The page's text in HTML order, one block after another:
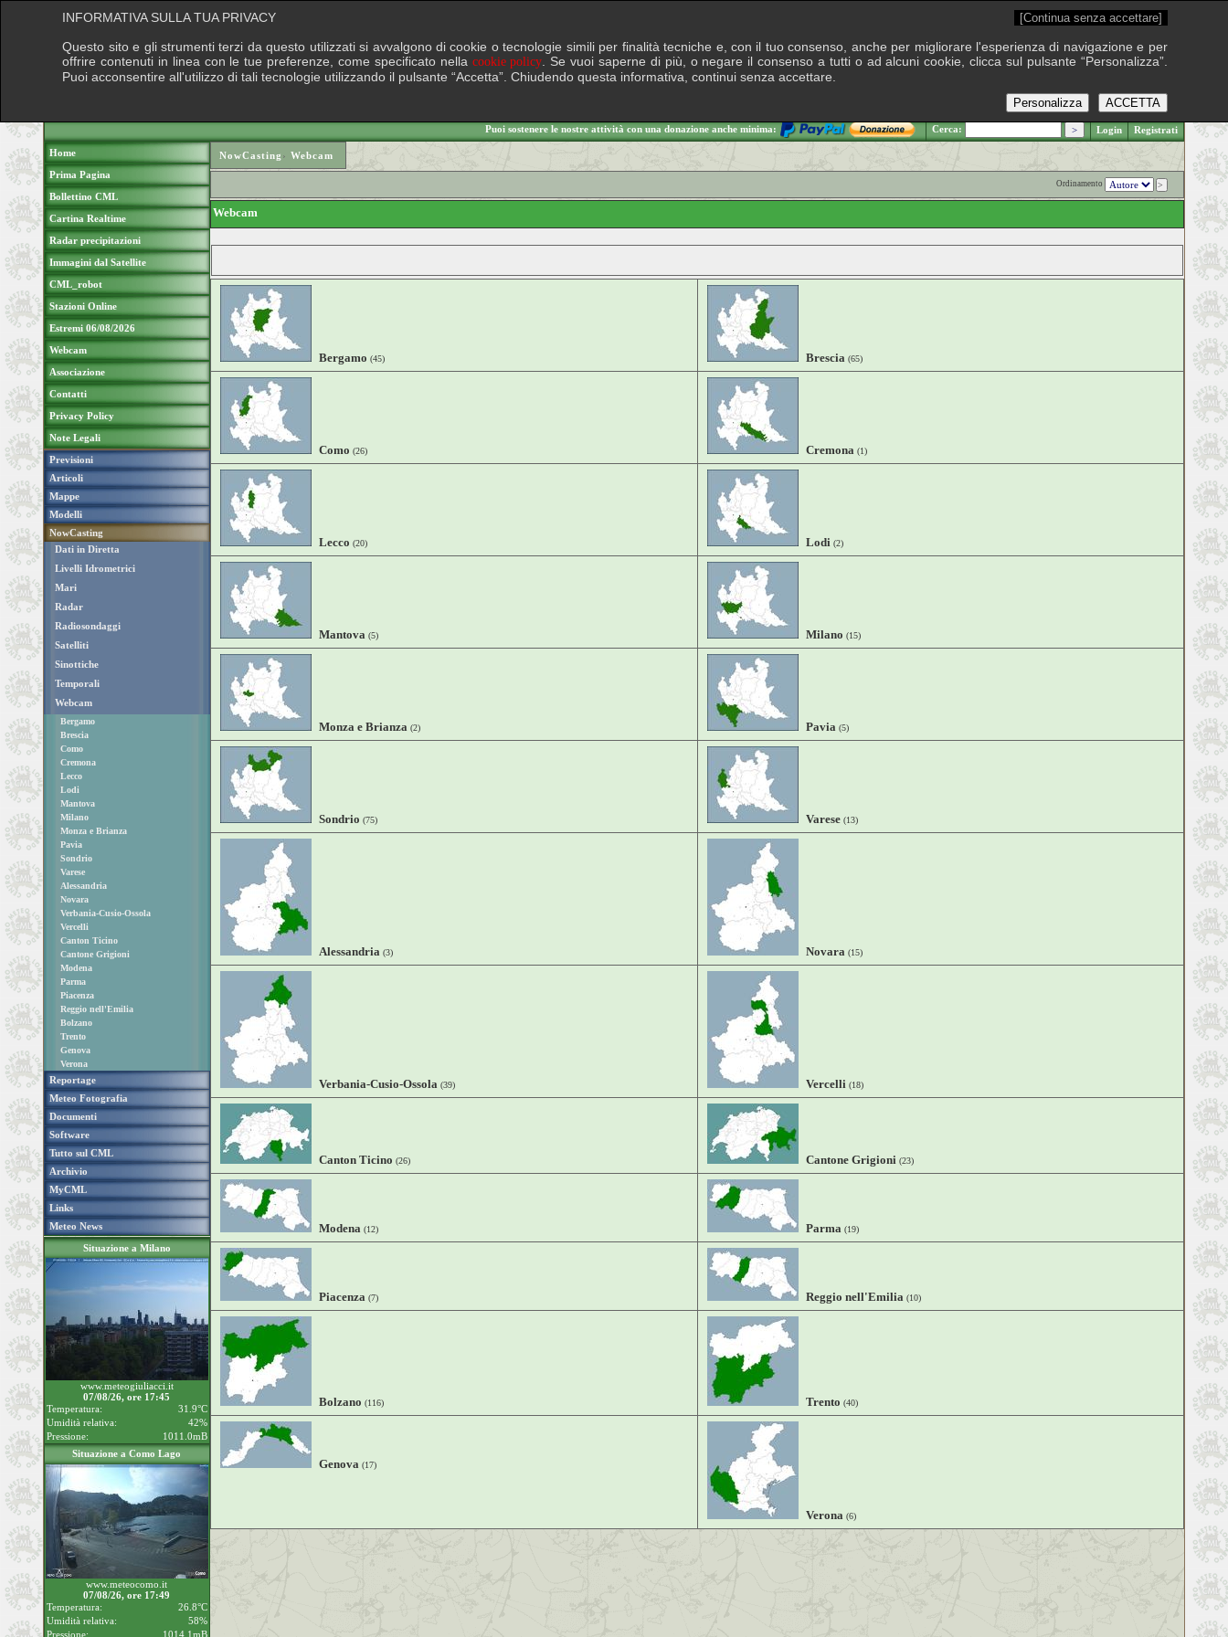
.: Venerdì 7 agosto 2026
Puoi sostenere le nostre attività con una donazione anche minima: Cerca: Login Registrati
Home
Prima Pagina
Bollettino CML
Cartina Realtime
Radar precipitazioni
Immagini dal Satellite
CML_robot
Stazioni Online
Estremi 06/08/2026
Webcam
Associazione
Contatti
Privacy Policy
Note Legali
Previsioni
Articoli
Mappe
Modelli
NowCasting
Dati in Diretta
Livelli Idrometrici
Mari
Radar
Radiosondaggi
Satelliti
Sinottiche
Temporali
Webcam
Bergamo
Brescia
Como
Cremona
Lecco
Lodi
Mantova
Milano
Monza e Brianza
Pavia
Sondrio
Varese
Alessandria
Novara
Verbania-Cusio-Ossola
Vercelli
Canton Ticino
Cantone Grigioni
Modena
Parma
Piacenza
Reggio nell'Emilia
Bolzano
Trento
Genova
Verona
Reportage
Meteo Fotografia
Documenti
Software
Tutto sul CML
Archivio
MyCML
Links
Meteo News
Situazione a Milano
www.meteogiuliacci.it
07/08/26, ore 17:45
Temperatura:
31.9°C
Umidità relativa:
42%
Pressione:
1011.0mB
Situazione a Como Lago
www.meteocomo.it
07/08/26, ore 17:49
Temperatura:
26.8°C
Umidità relativa:
58%
Pressione:
1014.1mB
NowCasting › Webcam
Ordinamento
Webcam
Bergamo (45) Brescia (65)
Como (26) Cremona (1)
Lecco (20) Lodi (2)
Mantova (5) Milano (15)
Monza e Brianza (2) Pavia (5)
Sondrio (75) Varese(13)
Alessandria (3) Novara (15)
Verbania-Cusio-Ossola (39) Vercelli (18)
Canton Ticino (26) Cantone Grigioni (23)
Modena (12) Parma (19)
Piacenza (7) Reggio nell'Emilia (10)
Bolzano (116) Trento (40)
Genova (17)
Verona (6)
INFORMATIVA SULLA TUA PRIVACY [Continua senza accettare]
Questo sito e gli strumenti terzi da questo utilizzati si avvalgono di cookie o tecnologie simili per finalità tecniche e, con il tuo consenso, anche per migliorare l'esperienza di navigazione e per
offrire contenuti in linea con le tue preferenze, come specificato nella cookie policy . Se vuoi saperne di più, o negare il consenso a tutti o ad alcuni cookie, clicca sul pulsante “Personalizza”.
Puoi acconsentire all'utilizzo di tali tecnologie utilizzando il pulsante “Accetta”. Chiudendo questa informativa, continui senza accettare.
ACCETTA
Personalizza